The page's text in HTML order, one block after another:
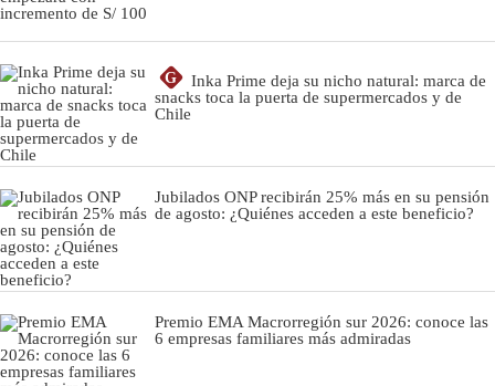
G
Inka Prime deja su nicho natural: marca de
snacks toca la puerta de supermercados y de
Chile
Jubilados ONP recibirán 25% más en su pensión
de agosto: ¿Quiénes acceden a este beneficio?
Premio EMA Macrorregión sur 2026: conoce las
6 empresas familiares más admiradas